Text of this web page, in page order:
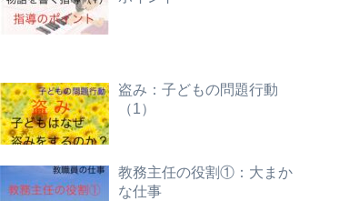
盗み：子どもの問題行動
（1）
教務主任の役割①：大まか
な仕事